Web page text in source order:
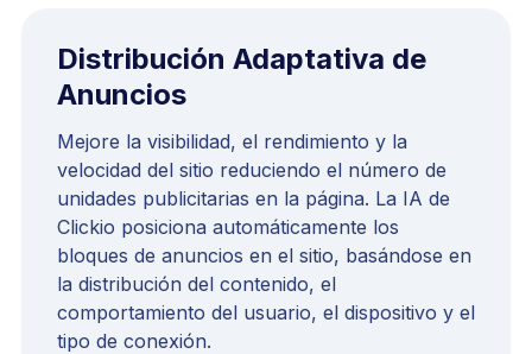
Distribución Adaptativa de
Anuncios
Mejore la visibilidad, el rendimiento y la
velocidad del sitio reduciendo el número de
unidades publicitarias en la página. La IA de
Clickio posiciona automáticamente los
bloques de anuncios en el sitio, basándose en
la distribución del contenido, el
comportamiento del usuario, el dispositivo y el
tipo de conexión.